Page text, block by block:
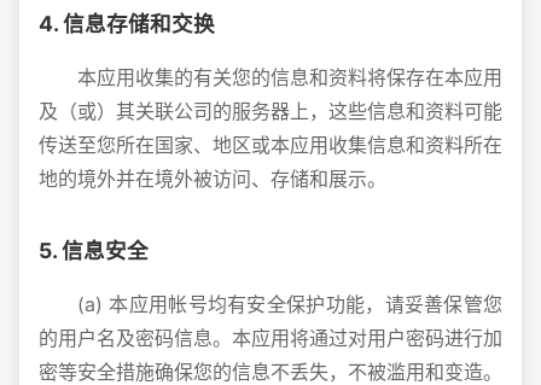
4. 信息存储和交换
本应用收集的有关您的信息和资料将保存在本应用
及（或）其关联公司的服务器上，这些信息和资料可能
传送至您所在国家、地区或本应用收集信息和资料所在
地的境外并在境外被访问、存储和展示。
5. 信息安全
(a) 本应用帐号均有安全保护功能，请妥善保管您
的用户名及密码信息。本应用将通过对用户密码进行加
密等安全措施确保您的信息不丢失，不被滥用和变造。